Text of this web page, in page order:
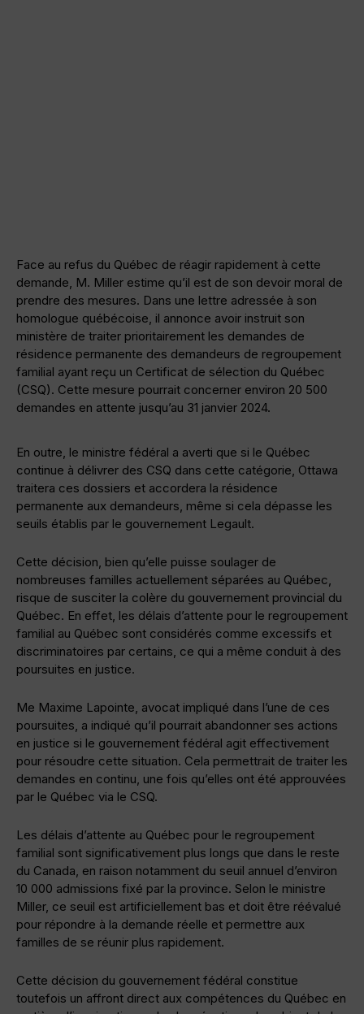
Face au refus du Québec de réagir rapidement à cette
demande, M. Miller estime qu’il est de son devoir moral de
prendre des mesures. Dans une lettre adressée à son
homologue québécoise, il annonce avoir instruit son
ministère de traiter prioritairement les demandes de
résidence permanente des demandeurs de regroupement
familial ayant reçu un Certificat de sélection du Québec
(CSQ). Cette mesure pourrait concerner environ 20 500
demandes en attente jusqu’au 31 janvier 2024.
En outre, le ministre fédéral a averti que si le Québec
continue à délivrer des CSQ dans cette catégorie, Ottawa
traitera ces dossiers et accordera la résidence
permanente aux demandeurs, même si cela dépasse les
seuils établis par le gouvernement Legault.
Cette décision, bien qu’elle puisse soulager de
nombreuses familles actuellement séparées au Québec,
risque de susciter la colère du gouvernement provincial du
Québec. En effet, les délais d’attente pour le regroupement
familial au Québec sont considérés comme excessifs et
discriminatoires par certains, ce qui a même conduit à des
poursuites en justice.
Me Maxime Lapointe, avocat impliqué dans l’une de ces
poursuites, a indiqué qu’il pourrait abandonner ses actions
en justice si le gouvernement fédéral agit effectivement
pour résoudre cette situation. Cela permettrait de traiter les
demandes en continu, une fois qu’elles ont été approuvées
par le Québec via le CSQ.
Les délais d’attente au Québec pour le regroupement
familial sont significativement plus longs que dans le reste
du Canada, en raison notamment du seuil annuel d’environ
10 000 admissions fixé par la province. Selon le ministre
Miller, ce seuil est artificiellement bas et doit être réévalué
pour répondre à la demande réelle et permettre aux
familles de se réunir plus rapidement.
Cette décision du gouvernement fédéral constitue
toutefois un affront direct aux compétences du Québec en